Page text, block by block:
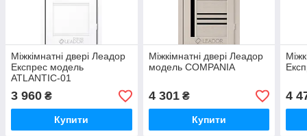
Міжкімнатні двері Леадор
Експрес модель
ATLANTIC-01
3 960 ₴
Купити
Міжкімнатні двері Леадор
модель COMPANIA
4 301₴
Купити
4